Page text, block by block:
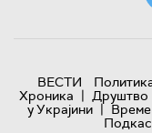
ВЕСТИ
Хроника | Друштво
у Украјини | Време